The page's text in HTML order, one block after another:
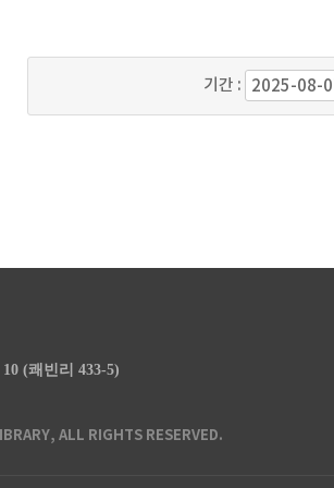
기간 :
(쾌빈리 433-5)
ALL RIGHTS RESERVED.